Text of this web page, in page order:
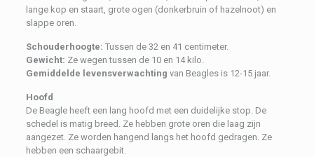
lange kop en staart, grote ogen (donkerbruin of hazelnoot) en
slappe oren.
Schouderhoogte: Tussen de 32 en 41 centimeter.
Gewicht: Ze wegen tussen de 10 en 14 kilo.
Gemiddelde levensverwachting van Beagles is 12-15 jaar.
Hoofd
De Beagle heeft een lang hoofd met een duidelijke stop. De
schedel is matig breed. Ze hebben grote oren die laag zijn
aangezet. Ze worden hangend langs het hoofd gedragen. Ze
hebben een schaargebit.